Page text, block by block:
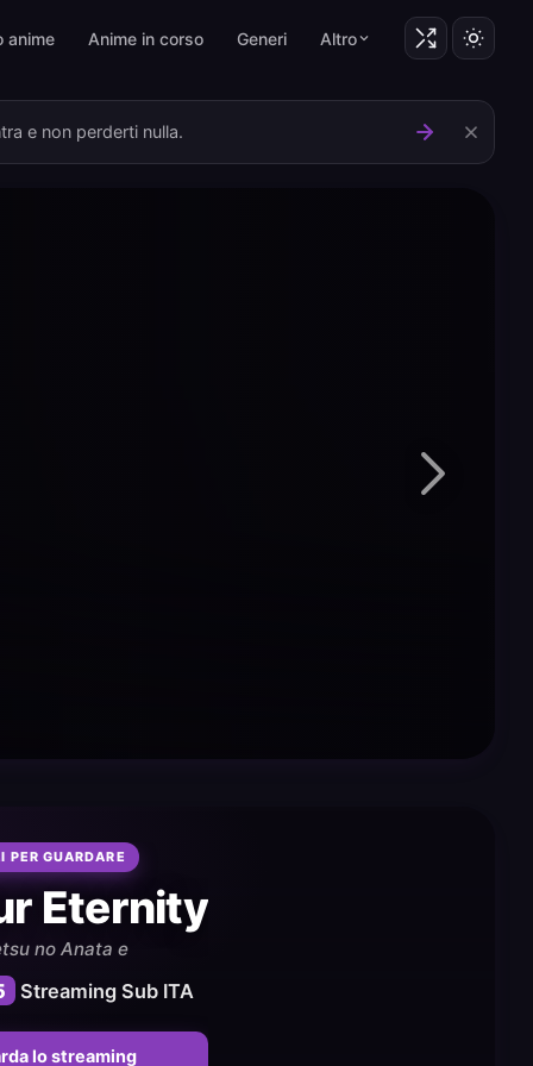
anime Anime in corso Generi Altro
e non perderti nulla.
PER GUARDARE
Eternity
no Anata e
Streaming Sub ITA
lo streaming